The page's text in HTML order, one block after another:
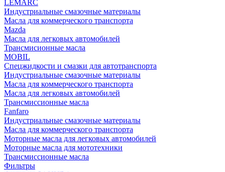
LEMARC
Индустриальные смазочные материалы
Масла для коммерческого транспорта
Mazda
Масла для легковых автомобилей
Трансмисионные масла
MOBIL
Cпецжидкости и смазки для автотранспорта
Индустриальные смазочные материалы
Масла для коммерческого транспорта
Масла для легковых автомобилей
Трансмиссионные масла
Fanfaro
Индустриальные смазочные материалы
Масла для коммерческого транспорта
Моторные масла для легковых автомобилей
Моторные масла для мототехники
Трансмиссионные масла
Фильтры